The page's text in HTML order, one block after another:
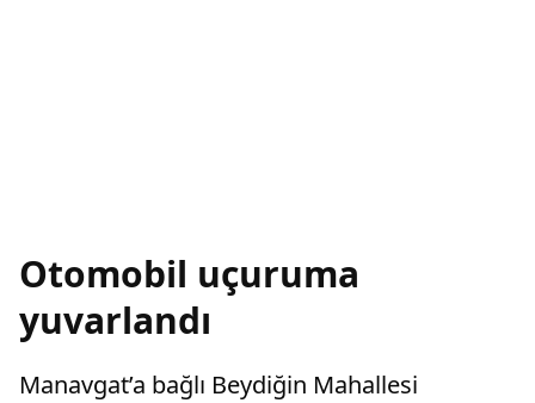
Otomobil uçuruma
yuvarlandı
Manavgat’a bağlı Beydiğin Mahallesi